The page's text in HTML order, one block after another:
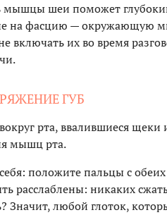
мышцы шеи поможет
на фасцию — окружающую
включать их во время
ГУБ
рта, ввалившиеся щеки
мышц рта.
положите пальцы с
расслаблены: никаких
Значит, любой глоток,